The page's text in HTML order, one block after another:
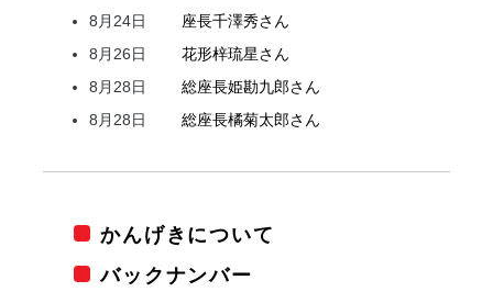
8月24日
座長千澤秀さん
8月26日
花形梓琉星さん
8月28日
総座長姫勘九郎さん
8月28日
総座長橘菊太郎さん
かんげきについて
バックナンバー